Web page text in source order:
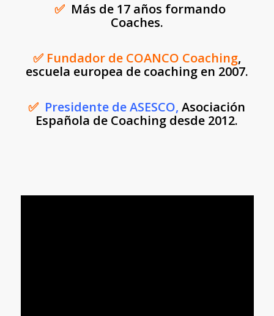
✅ Más de 17 años formando
Coaches.
✅ Fundador de COANCO Coaching,
escuela europea de coaching en 2007.
✅ Presidente de ASESCO, Asociación
Española de Coaching desde 2012.